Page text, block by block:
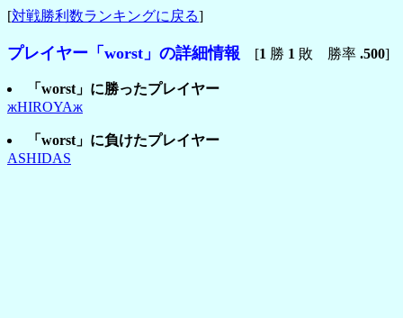
[対戦勝利数ランキングに戻る]
プレイヤー「worst」の詳細情報 [1 勝 1 敗 勝率 .500]
「worst」に勝ったプレイヤー
жHIROYAж
「worst」に負けたプレイヤー
ASHIDAS